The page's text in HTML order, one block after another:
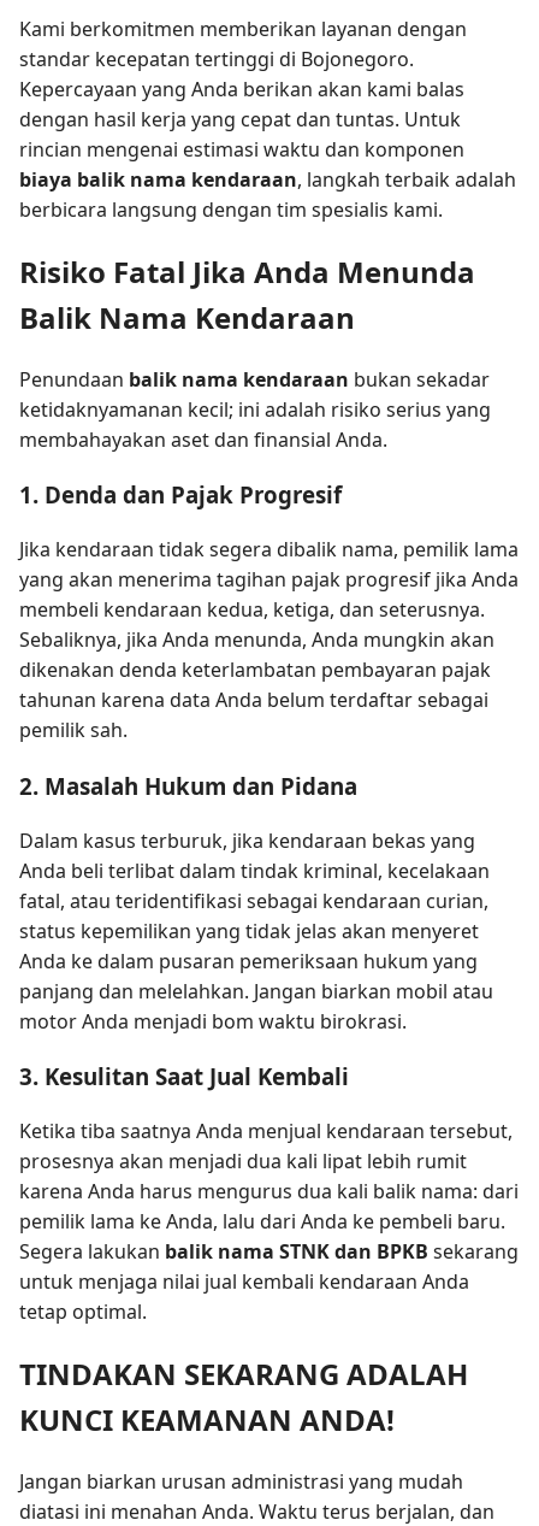
Kami berkomitmen memberikan layanan dengan
standar kecepatan tertinggi di Bojonegoro.
Kepercayaan yang Anda berikan akan kami balas
dengan hasil kerja yang cepat dan tuntas. Untuk
rincian mengenai estimasi waktu dan komponen
biaya balik nama kendaraan, langkah terbaik adalah
berbicara langsung dengan tim spesialis kami.
Risiko Fatal Jika Anda Menunda
Balik Nama Kendaraan
Penundaan balik nama kendaraan bukan sekadar
ketidaknyamanan kecil; ini adalah risiko serius yang
membahayakan aset dan finansial Anda.
1. Denda dan Pajak Progresif
Jika kendaraan tidak segera dibalik nama, pemilik lama
yang akan menerima tagihan pajak progresif jika Anda
membeli kendaraan kedua, ketiga, dan seterusnya.
Sebaliknya, jika Anda menunda, Anda mungkin akan
dikenakan denda keterlambatan pembayaran pajak
tahunan karena data Anda belum terdaftar sebagai
pemilik sah.
2. Masalah Hukum dan Pidana
Dalam kasus terburuk, jika kendaraan bekas yang
Anda beli terlibat dalam tindak kriminal, kecelakaan
fatal, atau teridentifikasi sebagai kendaraan curian,
status kepemilikan yang tidak jelas akan menyeret
Anda ke dalam pusaran pemeriksaan hukum yang
panjang dan melelahkan. Jangan biarkan mobil atau
motor Anda menjadi bom waktu birokrasi.
3. Kesulitan Saat Jual Kembali
Ketika tiba saatnya Anda menjual kendaraan tersebut,
prosesnya akan menjadi dua kali lipat lebih rumit
karena Anda harus mengurus dua kali balik nama: dari
pemilik lama ke Anda, lalu dari Anda ke pembeli baru.
Segera lakukan balik nama STNK dan BPKB sekarang
untuk menjaga nilai jual kembali kendaraan Anda
tetap optimal.
TINDAKAN SEKARANG ADALAH
KUNCI KEAMANAN ANDA!
Jangan biarkan urusan administrasi yang mudah
diatasi ini menahan Anda. Waktu terus berjalan, dan